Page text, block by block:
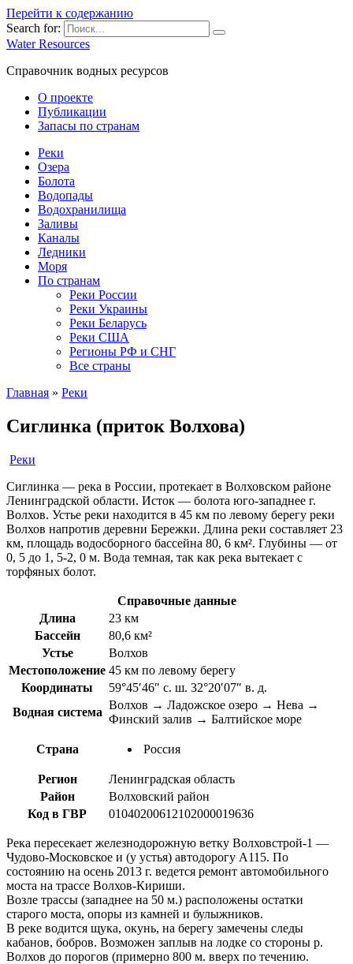
Перейти к содержанию
Search for:
Water Resources
Справочник водных ресурсов
О проекте
Публикации
Запасы по странам
Реки
Озера
Болота
Водопады
Водохранилища
Заливы
Каналы
Ледники
Моря
По странам
Реки России
Реки Украины
Реки Беларусь
Реки США
Регионы РФ и СНГ
Все страны
Главная » Реки
Сиглинка (приток Волхова)
Реки
Сиглинка — река в России, протекает в Волховском районе
Ленинградской области. Исток — болота юго-западнее г.
Волхов. Устье реки находится в 45 км по левому берегу реки
Волхов напротив деревни Бережки. Длина реки составляет 23
км, площадь водосборного бассейна 80, 6 км². Глубины — от
0, 5 до 1, 5-2, 0 м. Вода темная, так как река вытекает с
торфяных болот.
Справочные данные
Длина
23 км
Бассейн
80,6 км²
Устье
Волхов
Местоположение 45 км по левому берегу
Координаты
59°45′46″ с. ш. 32°20′07″ в. д.
Водная система
Волхов → Ладожское озеро → Нева →
Финский залив → Балтийское море
Страна Россия
Регион
Ленинградская область
Район
Волховский район
Код в ГВР
01040200612102000019636
Река пересекает железнодорожную ветку Волховстрой-1 —
Чудово-Московское и (у устья) автодорогу А115. По
состоянию на осень 2013 г. ведется ремонт автомобильного
моста на трассе Волхов-Кириши.
Возле трассы (западнее на 50 м.) расположены остатки
старого моста, опоры из камней и булыжников.
В реке водится щука, окунь, на берегу замечены следы
кабанов, бобров. Возможен заплыв на лодке со стороны р.
Волхов до порогов (примерно 800 м. вверх по течению.